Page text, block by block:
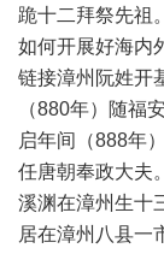
跪十二拜祭先祖
如何开展好海内
链接漳州阮姓开
（880年）随福
启年间（888年
任唐朝奉政大夫
溪渊在漳州生十
居在漳州八县一